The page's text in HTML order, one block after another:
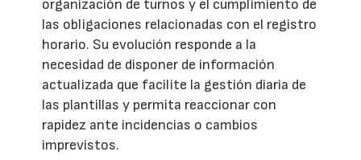
organización de turnos y el cumplimiento de
las obligaciones relacionadas con el registro
horario. Su evolución responde a la
necesidad de disponer de información
actualizada que facilite la gestión diaria de
las plantillas y permita reaccionar con
rapidez ante incidencias o cambios
imprevistos.